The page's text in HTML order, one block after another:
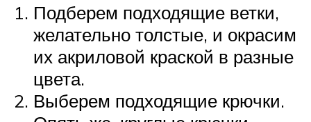
Подберем подходящие ветки,
желательно толстые, и окрасим
их акриловой краской в разные
цвета.
Выберем подходящие крючки.